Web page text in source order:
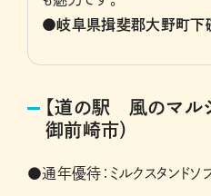
●岐阜県揖斐郡大野町
【道の駅 風のマル
御前崎市）
●通年優待：ミルクスタンドソ